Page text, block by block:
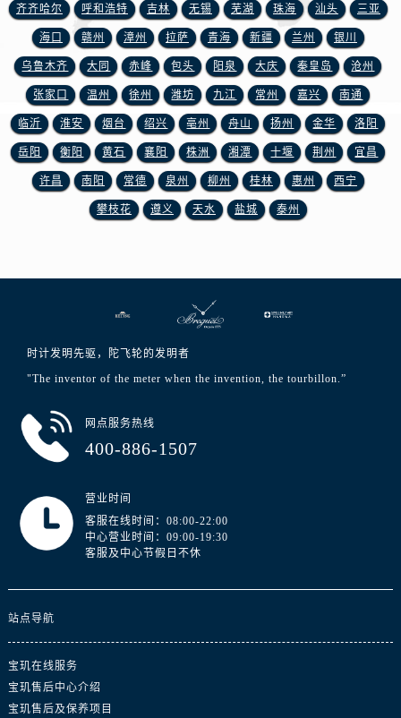
浙江省宁波市江北区大闸南路500号来福士广场办公楼20层2009室宝玑售后服务中心（需提前预约）
浙江省衢州市柯城区上街宝玑售后服务中心（需提前预约）
浙江省绍兴市越城区胜利东路379号世茂天际中心写字楼8层805室宝玑售后服务中心（需提前预约）
浙江省舟山市定海区解放东路宝玑售后服务中心（需提前预约）
澳门特别行政区大堂区议事亭前地（新马路）宝玑售后服务中心（需提前预约）
澳门特别行政区风顺堂区南湾大马路宝玑售后服务中心（需提前预约）
澳门特别行政区花地玛堂区关闸广场宝玑售后服务中心（需提前预约）
澳门特别行政区花王堂区大三巴商圈宝玑售后服务中心（需提前预约）
广东省汕头市龙湖区长平路宝玑售后服务中心（需提前预约）
广东省韶关市武江区芙蓉新区与老城中心交汇处宝玑售后服务中心（需提前预约）
齐齐哈尔 呼和浩特 吉林 无锡 芜湖 珠海 汕头 三亚
海口 赣州 漳州 拉萨 青海 新疆 兰州 银川
乌鲁木齐 大同 赤峰 包头 阳泉 大庆 秦皇岛 沧州
张家口 温州 徐州 潍坊 九江 常州 嘉兴 南通
临沂 淮安 烟台 绍兴 亳州 舟山 扬州 金华 洛阳
岳阳 衡阳 黄石 襄阳 株洲 湘潭 十堰 荆州 宜昌
许昌 南阳 常德 泉州 柳州 桂林 惠州 西宁
攀枝花 遵义 天水 盐城 泰州
时计发明先驱，陀飞轮的发明者
"The inventor of the meter when the invention, the tourbillon.”
网点服务热线
400-886-1507
营业时间
客服在线时间：08:00-22:00
中心营业时间：09:00-19:30
客服及中心节假日不休
站点导航
宝玑在线服务
宝玑售后中心介绍
宝玑售后及保养项目